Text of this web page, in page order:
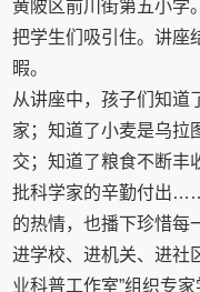
黄陂区前川街第五小学
把学生们吸引住。讲座
暇。
从讲座中，孩子们知道
家；知道了小麦是乌拉
交；知道了粮食不断丰
批科学家的辛勤付出
的热情，也播下珍惜每
进学校、进机关、进社
业科普工作室”组织专